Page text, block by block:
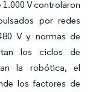
V controlaron
por redes
V y normas de
los ciclos de
la robótica, el
los factores de